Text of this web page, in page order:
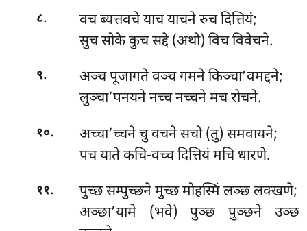
८.
वच ब्यत्तवचे याच याचने रुच दित्तियं;
सुच सोके कुच सद्दे (अथो) विच विवेचने.
९.
अञ्च पूजागते वञ्च गमने किञ्चा’वमद्दने;
लुञ्चा’पनयने नच्च नच्चने मच रोचने.
१०.
अच्चा’च्चने चु वचने सचो (तु) समवायने;
पच याते कचि-वच्च दित्तियं मचि धारणे.
११.
पुच्छ सम्पुच्छने मुच्छ मोहस्मिं लञ्छ लक्खणे;
अञ्छा’यामे (भवे) पुञ्छ पुञ्छने उञ्छ